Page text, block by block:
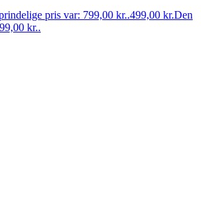
pris var: 799,00 kr..499,00 kr.Den
kr..